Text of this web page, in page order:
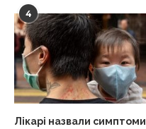
4
Лікарі назвали симптоми